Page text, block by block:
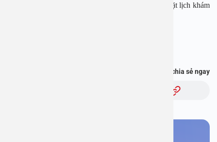
Tải APP Bệnh viện An Việt để “Tra cứu kết quả – Đặt lịch khám
Bạn thấy thông tin này hữu ích, chia sẻ ngay